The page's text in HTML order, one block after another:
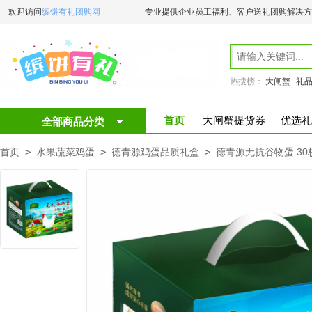
欢迎访问缤饼有礼团购网 专业提供企业员工福利、客户送礼团购解决
热搜榜： 大闸蟹 礼
全部商品分类 首页 大闸蟹提货券 优选
首页 > 水果蔬菜鸡蛋 > 德青源鸡蛋品质礼盒 > 德青源无抗谷物蛋 30